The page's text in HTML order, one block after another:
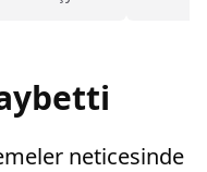
neticesinde